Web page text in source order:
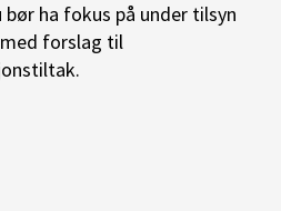
ha fokus på under tilsyn
forslag til